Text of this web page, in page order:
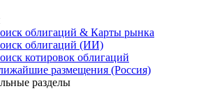
облигаций & Карты рынка
облигаций (ИИ)
котировок облигаций
размещения (Россия)
разделы